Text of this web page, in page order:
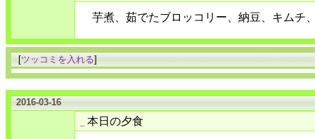
芋煮、茹でたブロッコリー、納豆、キムチ
[ツッコミを入れる]
2016-03-16
本日の夕食